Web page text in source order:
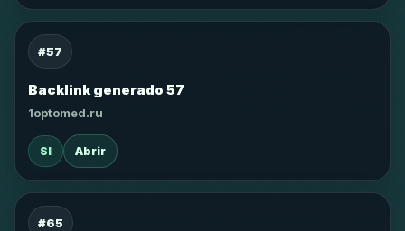
#57
Backlink generado 57
1optomed.ru
SI Abrir
#65